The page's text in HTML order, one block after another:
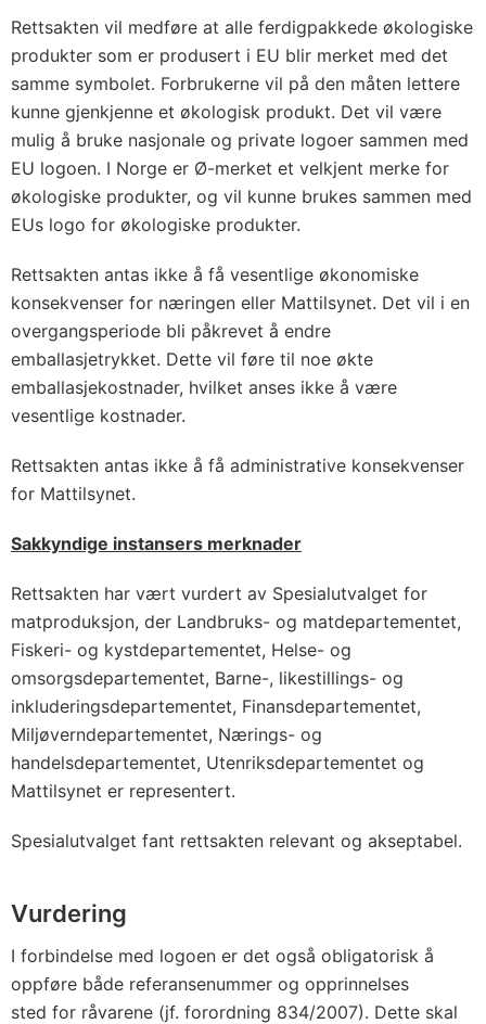
Rettsakten vil medføre at alle ferdigpakkede økologiske
produkter som er produsert i EU blir merket med det
samme symbolet. Forbrukerne vil på den måten lettere
kunne gjenkjenne et økologisk produkt. Det vil være
mulig å bruke nasjonale og private logoer sammen med
EU logoen. I Norge er Ø-merket et velkjent merke for
økologiske produkter, og vil kunne brukes sammen med
EUs logo for økologiske produkter.
Rettsakten antas ikke å få vesentlige økonomiske
konsekvenser for næringen eller Mattilsynet. Det vil i en
overgangsperiode bli påkrevet å endre
emballasjetrykket. Dette vil føre til noe økte
emballasjekostnader, hvilket anses ikke å være
vesentlige kostnader.
Rettsakten antas ikke å få administrative konsekvenser
for Mattilsynet.
Sakkyndige instansers merknader
Rettsakten har vært vurdert av Spesialutvalget for
matproduksjon, der Landbruks- og matdepartementet,
Fiskeri- og kystdepartementet, Helse- og
omsorgsdepartementet, Barne-, likestillings- og
inkluderingsdepartementet, Finansdepartementet,
Miljøverndepartementet, Nærings- og
handelsdepartementet, Utenriksdepartementet og
Mattilsynet er representert.
Spesialutvalget fant rettsakten relevant og akseptabel.
Vurdering
I forbindelse med logoen er det også obligatorisk å
oppføre både referansenummer og opprinnelses
sted for råvarene (jf. forordning 834/2007). Dette skal